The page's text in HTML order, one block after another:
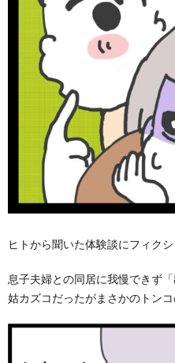
ヒトから聞いた体験談にフィク
息子夫婦との同居に我慢できず
姑カズコだったがまさかのトン